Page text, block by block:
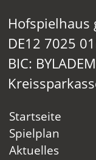
Hofspielhaus
DE12 7025
BIC:
Startseite
Spielplan
Aktuelles